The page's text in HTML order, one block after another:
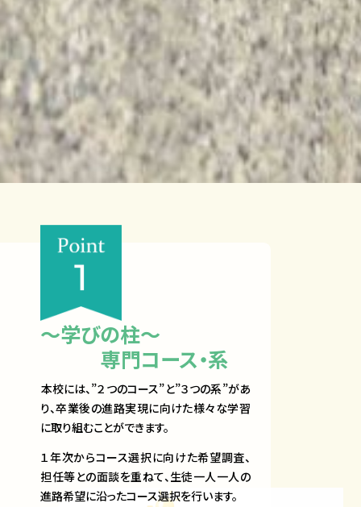
～学びの柱～
専門コース・系​
​本校には、​”２つのコース”と”３つの系”があ
り、卒業後の進路実現に向けた様々な学習
に取り組むことができます。
１年次からコース選択に向けた希望調査、
担任等との面談を重ねて、生徒一人一人の
進路希望に沿ったコース選択を行います。